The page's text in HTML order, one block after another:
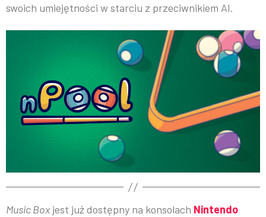
swoich umiejętności w starciu z przeciwnikiem AI.
Music Boxjest już dostępny na konsolach Nintendo